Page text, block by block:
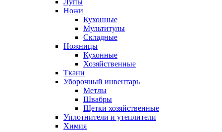
Лупы
Ножи
Кухонные
Мультитулы
Складные
Ножницы
Кухонные
Хозяйственные
Ткани
Уборочный инвентарь
Метлы
Швабры
Щетки хозяйственные
Уплотнители и утеплители
Химия